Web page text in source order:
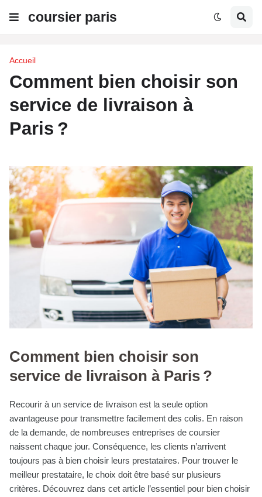
coursier paris
Accueil
Comment bien choisir son
service de livraison à
Paris ?
Comment bien choisir son
service de livraison à Paris ?
Recourir à un service de livraison est la seule option
avantageuse pour transmettre facilement des colis. En raison
de la demande, de nombreuses entreprises de coursier
naissent chaque jour. Conséquence, les clients n’arrivent
toujours pas à bien choisir leurs prestataires. Pour trouver le
meilleur prestataire, le choix doit être basé sur plusieurs
critères. Découvrez dans cet article l’essentiel pour bien choisir